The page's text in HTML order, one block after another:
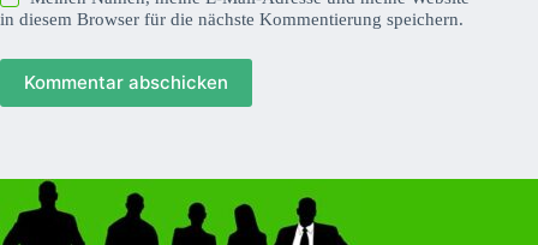
in diesem Browser für die nächste Kommentierung speichern.
Kommentar abschicken